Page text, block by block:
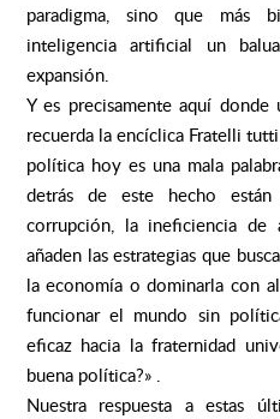
paradigma, sino que más
inteligencia artificial un
expansión.
Y es precisamente aquí
recuerda la encíclica Fratelli
política hoy es una mala
detrás de este hecho
corrupción, la ineficiencia
añaden las estrategias que
la economía o dominarla con
funcionar el mundo sin
eficaz hacia la fraternidad
buena política?» .
Nuestra respuesta a estas